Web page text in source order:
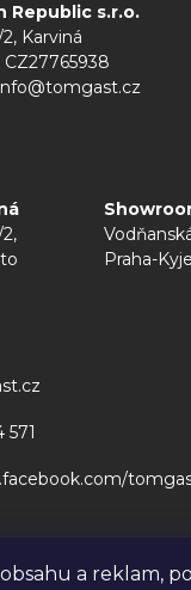
obsahu a reklam,
Republic s.r.o.
Karviná
CZ27765938
Praha-Kyje
571